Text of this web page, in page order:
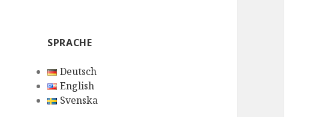
SPRACHE
Deutsch
English
Svenska